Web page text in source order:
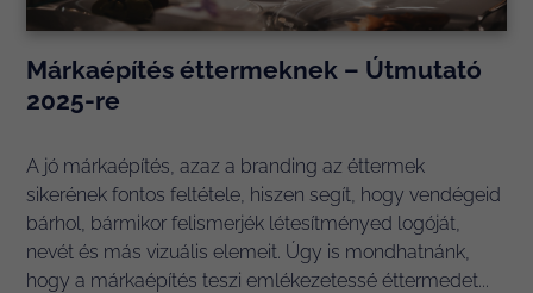
Márkaépítés éttermeknek – Útmutató
2025-re
A jó márkaépítés, azaz a branding az éttermek
sikerének fontos feltétele, hiszen segít, hogy vendégeid
bárhol, bármikor felismerjék létesítményed logóját,
nevét és más vizuális elemeit. Úgy is mondhatnánk,
hogy a márkaépítés teszi emlékezetessé éttermedet...